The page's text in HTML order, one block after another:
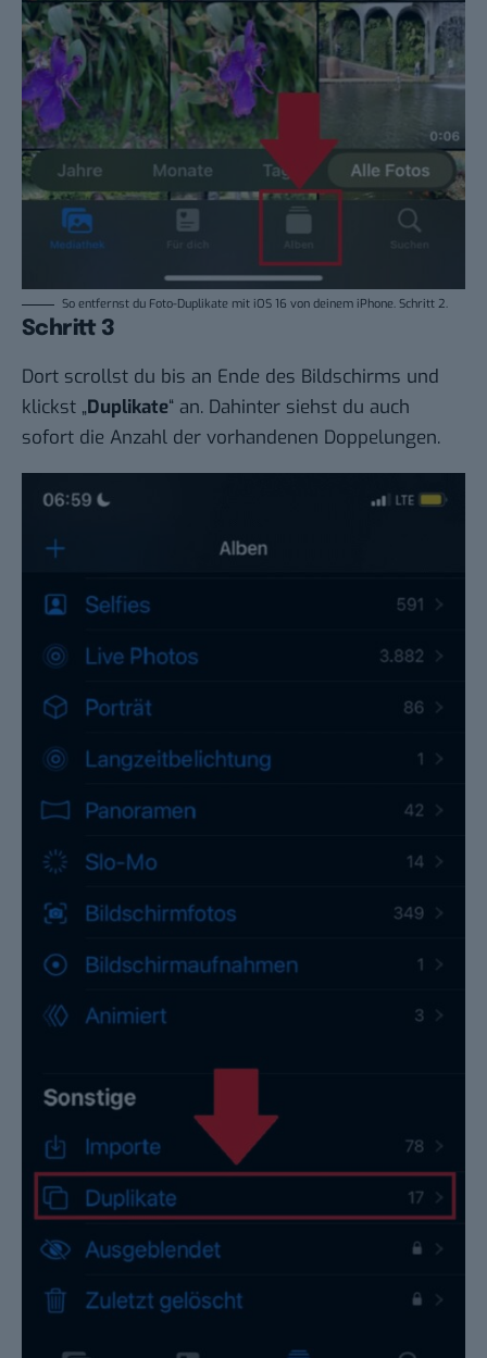
So entfernst du Foto-Duplikate mit iOS 16 von deinem iPhone. Schritt 2.
Schritt 3
Dort scrollst du bis an Ende des Bildschirms und
klickst „Duplikate“ an. Dahinter siehst du auch
sofort die Anzahl der vorhandenen Doppelungen.